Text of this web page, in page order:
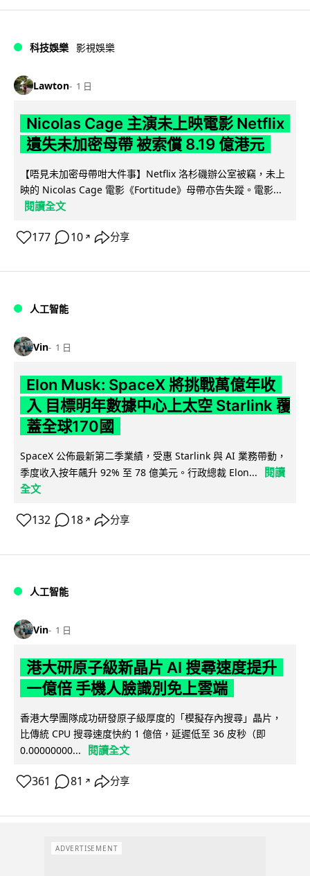
科技娛樂 影視娛樂
Lawton 1 日
Nicolas Cage 主演未上映電影 Netflix
遺失未加密母帶 被索償 8.19 億港元
【唔見未加密母帶咁大件事】Netflix 洛杉磯辦公室被竊，未上
映的 Nicolas Cage 電影《Fortitude》母帶亦告失蹤。電影...
閱讀全文
177 10 ↗ 分享
人工智能
Vin 1 日
Elon Musk: SpaceX 將挑戰萬億年收
入 目標明年數據中心上太空 Starlink 覆
蓋全球170國
SpaceX 公佈最新第二季業績，受惠 Starlink 與 AI 業務帶動，
季度收入按年飆升 92% 至 78 億美元。行政總裁 Elon...
閱讀
全文
132 18 ↗ 分享
人工智能
Vin 1 日
港大研原子級新晶片 AI 搜尋速度提升
一億倍 手機人臉識別免上雲端
香港大學團隊成功研發原子級厚度的「模擬存內搜尋」晶片，
比傳統 CPU 搜尋速度快約 1 億倍，延遲低至 36 皮秒（即
0.00000000...
閱讀全文
361 81 ↗ 分享
ADVERTISEMENT